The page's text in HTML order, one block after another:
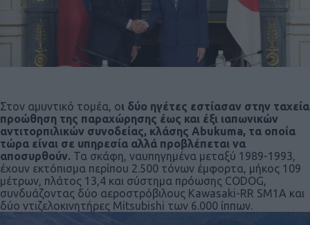
Στον αμυντικό τομέα, οι δύο ηγέτες εστίασαν στην ταχεία
προώθηση της παραχώρησης έως και έξι ιαπωνικών
αντιτορπιλικών συνοδείας, κλάσης Abukuma, τα οποία
τώρα είναι σε υπηρεσία αλλά προβλέπεται να
αποσυρθούν. Τα σκάφη, ναυπηγημένα μεταξύ 1989-1993,
έχουν εκτόπισμα περίπου 2.500 τόνων έμφορτα, μήκος 109
μέτρων, πλάτος 13,4 και σύστημα πρόωσης CODOG,
συνδυάζοντας δύο αεροστρόβιλους Kawasaki-RR SM1A και
δύο ντιζελοκινητήρες Mitsubishi των 6.000 ίππων.